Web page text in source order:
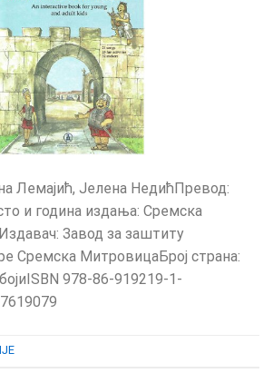
Лемајић, Јелена НедићПревод:
и година издања: Сремска
Завод за заштиту
Сремска МитровицаБрој страна:
978-86-919219-1-